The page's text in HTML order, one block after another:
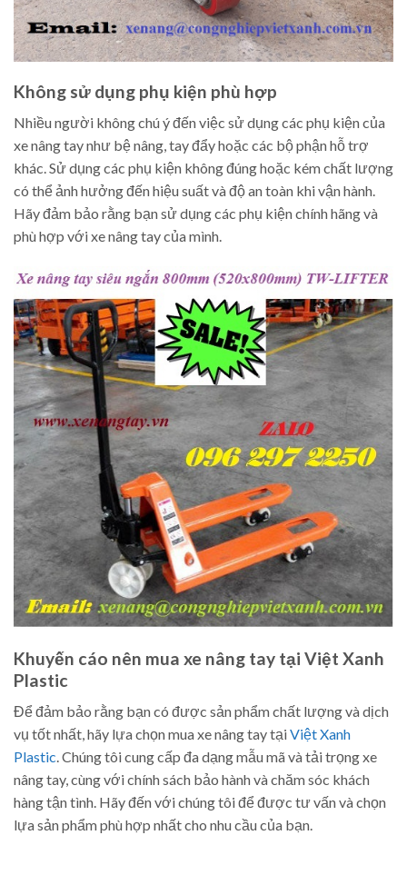
Không sử dụng phụ kiện phù hợp
Nhiều người không chú ý đến việc sử dụng các phụ kiện của
xe nâng tay như bệ nâng, tay đẩy hoặc các bộ phận hỗ trợ
khác. Sử dụng các phụ kiện không đúng hoặc kém chất lượng
có thể ảnh hưởng đến hiệu suất và độ an toàn khi vận hành.
Hãy đảm bảo rằng bạn sử dụng các phụ kiện chính hãng và
phù hợp với xe nâng tay của mình.
Khuyến cáo nên mua xe nâng tay tại Việt Xanh
Plastic
Để đảm bảo rằng bạn có được sản phẩm chất lượng và dịch
vụ tốt nhất, hãy lựa chọn mua xe nâng tay tạiViệt Xanh
Plastic. Chúng tôi cung cấp đa dạng mẫu mã và tải trọng xe
nâng tay, cùng với chính sách bảo hành và chăm sóc khách
hàng tận tình. Hãy đến với chúng tôi để được tư vấn và chọn
lựa sản phẩm phù hợp nhất cho nhu cầu của bạn.